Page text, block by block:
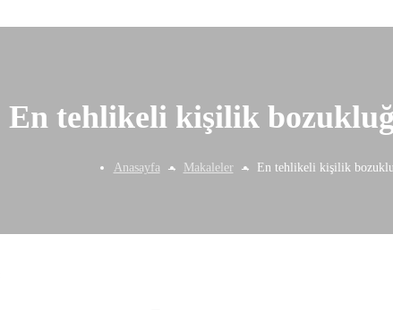
En tehlikeli kişilik
Anasayfa Makaleler En tehlikeli kişilik